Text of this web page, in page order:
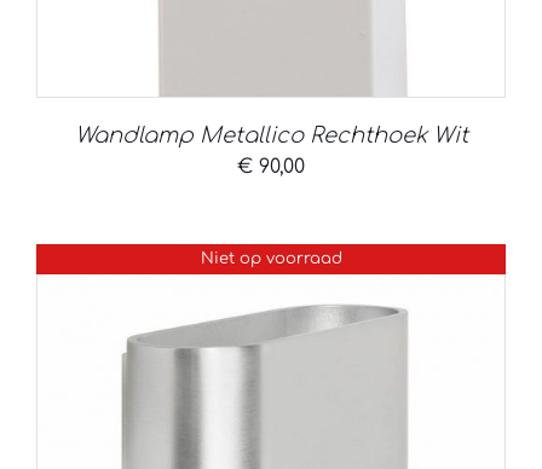
Wandlamp Metallico Rechthoek Wit
€ 90,00
Niet op voorraad